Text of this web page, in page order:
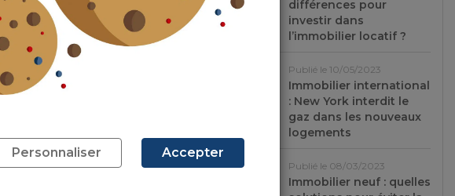
loyers ont augmenté de
différences pour
investir dans
l’immobilier locatif ?
Publié le 10/05/2023
Immobilier international
: New York interdit le
gaz dans les nouveaux
logements
Publié le 08/03/2023
Immobilier neuf : quelles
Personnaliser Accepter